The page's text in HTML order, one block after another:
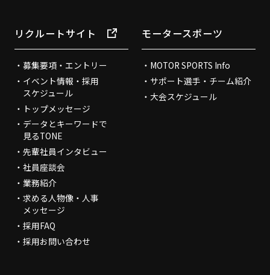
リクルートサイト
募集要項・エントリー
イベント情報・採用
スケジュール
トップメッセージ
データとキーワードで
見るTONE
先輩社員インタビュー
社員座談会
業務紹介
求める人物像・人事
メッセージ
採用FAQ
採用お問い合わせ
モータースポーツ
MOTOR SPORTS Info
サポート選手・チーム紹介
大会スケジュール